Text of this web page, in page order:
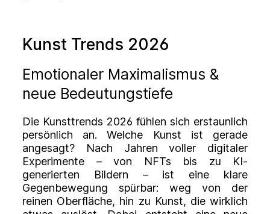
Kunst Trends 2026
Emotionaler Maximalismus &
neue Bedeutungstiefe
Die Kunsttrends 2026 fühlen sich erstaunlich
persönlich an. Welche Kunst ist gerade
angesagt? Nach Jahren voller digitaler
Experimente – von NFTs bis zu KI-
generierten Bildern – ist eine klare
Gegenbewegung spürbar: weg von der
reinen Oberfläche, hin zu Kunst, die wirklich